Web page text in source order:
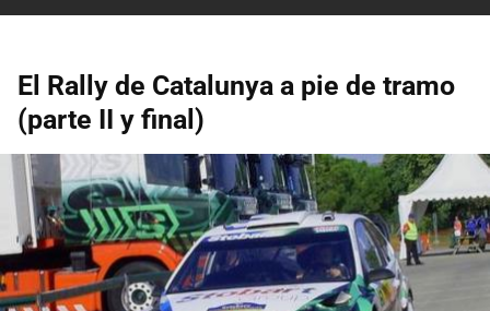
El Rally de Catalunya a pie de tramo
(parte II y final)